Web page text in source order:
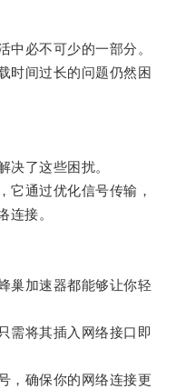
必不可少的一部分。
间过长的问题仍然困
了这些困扰。
通过优化信号传输，
连接。
加速器都能够让你轻
将其插入网络接口即
确保你的网络连接更